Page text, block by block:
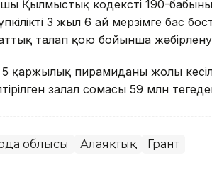
Қылмыстық кодекстің 190-бабының
3 жыл 6 ай мерзімге бас
талап қою бойынша
қаржылық пирамиданың жолы
залал сомасы 59 млн
облысы Алаяқтық Грант